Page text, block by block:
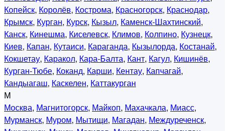
Копейск, Королёв, Кострома, Красногорск, Краснодар,
Крымск, Курган, Курск, Кызыл, Каменск-Шахтинский,
Канск, Кинешма, Киселевск, Климов, Колпино, Кузнецк,
Киев, Капан, Кутаиси, Караганда, Кызылорда, Костанай,
Кокшетау, Каракол, Кара-Балта, Кант, Кагул, Кишинёв,
Курган-Тюбе, Коканд, Карши, Кентау, Капчагай,
Кандыагаш, Каскелен, Каттакурган
М
Москва, Магнитогорск, Майкоп, Махачкала, Миасс,
Мурманск, Муром, Мытищи, Магадан, Междуреченск,